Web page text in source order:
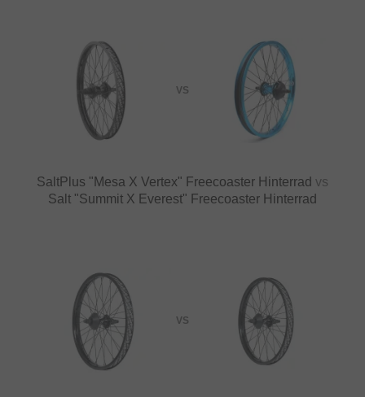
VS
SaltPlus "Mesa X Vertex" Freecoaster Hinterrad vs
Salt "Summit X Everest" Freecoaster Hinterrad
VS